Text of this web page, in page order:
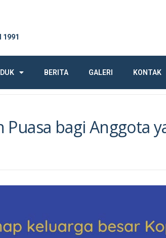
1991
BERITA GALERI KONTAK
bagi Anggota